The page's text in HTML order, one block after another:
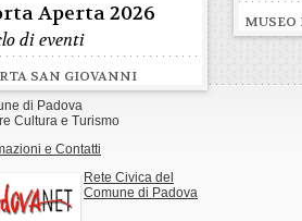
Aperta 2026
di eventi
SAN GIOVANNI
di Padova
Cultura e Turismo
e Contatti
Rete Civica del
Comune di Padova